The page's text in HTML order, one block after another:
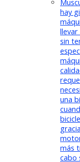
hay
llevar
sin
una
más
cabo